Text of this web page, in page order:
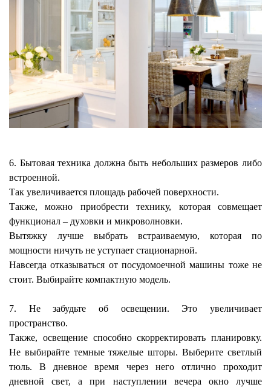
6. Бытовая техника должна быть небольших размеров либо
встроенной.
Так увеличивается площадь рабочей поверхности.
Также, можно приобрести технику, которая совмещает
функционал – духовки и микроволновки.
Вытяжку лучше выбрать встраиваемую, которая по
мощности ничуть не уступает стационарной.
Навсегда отказываться от посудомоечной машины тоже не
стоит. Выбирайте компактную модель.
7. Не забудьте об освещении. Это увеличивает
пространство.
Также, освещение способно скорректировать планировку.
Не выбирайте темные тяжелые шторы. Выберите светлый
тюль. В дневное время через него отлично проходит
дневной свет, а при наступлении вечера окно лучше